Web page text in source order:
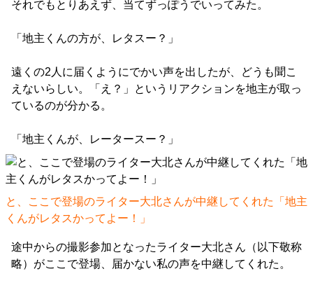
それでもとりあえず、当てずっぽうでいってみた。
「地主くんの方が、レタスー？」
遠くの2人に届くようにでかい声を出したが、どうも聞こ
えないらしい。「え？」というリアクションを地主が取っ
ているのが分かる。
「地主くんが、レータースー？」
と、ここで登場のライター大北さんが中継してくれた「地主
くんがレタスかってよー！」
途中からの撮影参加となったライター大北さん（以下敬称
略）がここで登場、届かない私の声を中継してくれた。